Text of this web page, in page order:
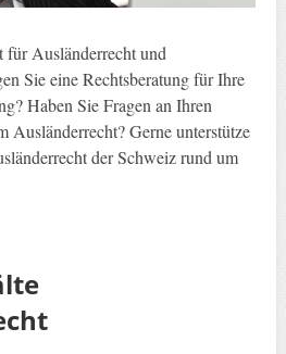
für Ausländerrecht und
Sie eine Rechtsberatung für Ihre
Haben Sie Fragen an Ihren
Gerne unterstütze
der Schweiz rund um